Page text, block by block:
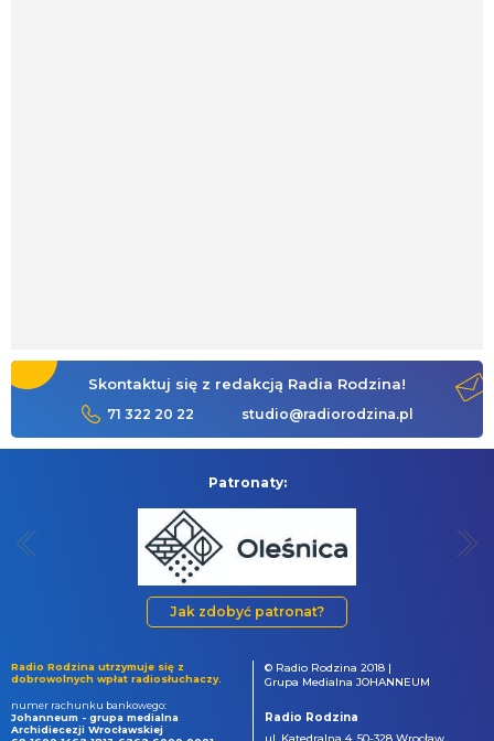
Skontaktuj się z redakcją Radia Rodzina!
71 322 20 22 studio@radiorodzina.pl
Patronaty:
Jak zdobyć patronat?
Radio Rodzina utrzymuje się z
dobrowolnych wpłat radiosłuchaczy.
numer rachunku bankowego:
Johanneum - grupa medialna
Archidiecezji Wrocławskiej
© Radio Rodzina 2018 |
Grupa Medialna JOHANNEUM
Radio Rodzina